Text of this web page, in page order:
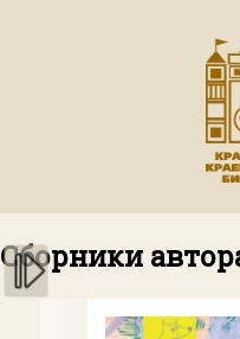
Сборники